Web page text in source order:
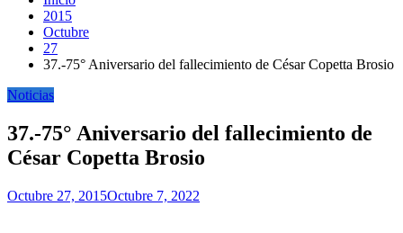
2015
Octubre
27
37.-75° Aniversario del fallecimiento de César Copetta Brosio
Noticias
37.-75° Aniversario del fallecimiento de
César Copetta Brosio
Octubre 27, 2015Octubre 7, 2022